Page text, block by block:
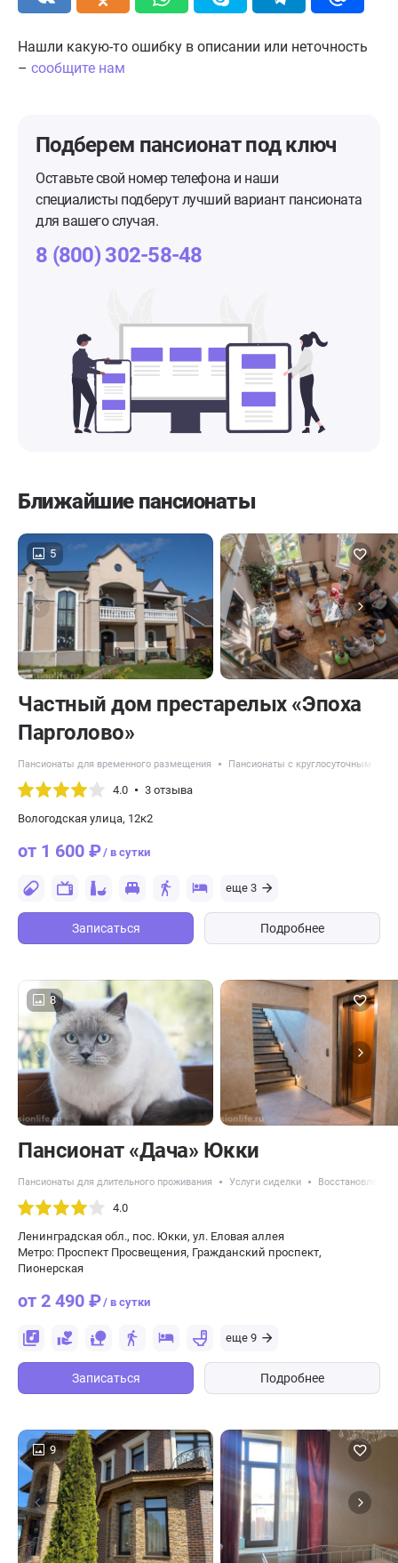
Нашли какую-то ошибку в описании или неточность
– сообщите нам
Подберем пансионатпод ключ
Оставьте свой номер телефона и наши
специалисты подберут лучший вариант пансионата
для вашего случая.
8 (800) 302-58-48
Ближайшие пансионаты
5
Частный дом престарелых «Эпоха
Парголово»
Пансионаты для временного размещения Пансионаты с круглосуточным
4.0 3 отзыва
Вологодская улица, 12к2
от 1 600 ₽/ в сутки
еще 3
Записаться Подробнее
8
Пансионат «Дача» Юкки
Пансионаты для длительного проживания Услуги сиделки Восстановление
4.0
Ленинградская обл., пос. Юкки, ул. Еловая аллея
Метро: Проспект Просвещения, Гражданский проспект,
Пионерская
от 2 490 ₽/ в сутки
еще 9
Записаться Подробнее
9